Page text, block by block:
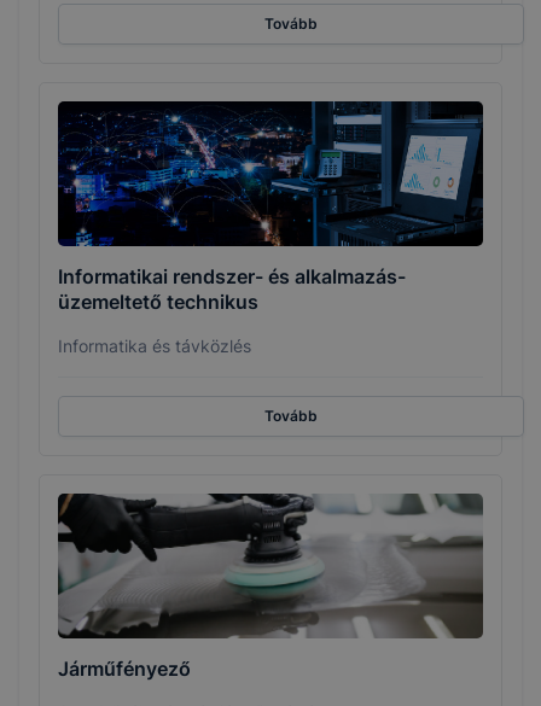
Tovább
Informatikai rendszer- és alkalmazás-
üzemeltető technikus
Informatika és távközlés
Tovább
Járműfényező